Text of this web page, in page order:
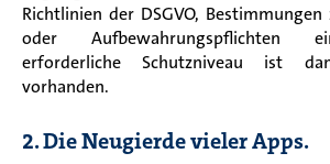
Richtlinien der DSGVO,
oder Aufbewahrungspflichten
erforderliche Schutzniveau ist
vorhanden.
2. Die Neugierde vieler Apps.